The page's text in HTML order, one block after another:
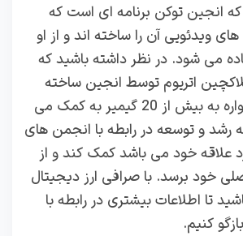
انجین توکن برنامه ای است که
ویدئویی آن را ساخته اند و از او
می شود. در نظر داشته باشید که
اتریوم توسط انجین ساخته
شده است. او همواره به بیش از 20 گیمیر به کمک می
رشد و توسعه در رابطه با انجمن های
علاقه خود می باشد کمک کند و از
خود برسد. با صرافی ارز دیجیتال
تا اطلاعات بیشتری در رابطه با
کنیم.